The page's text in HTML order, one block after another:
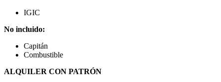
IGIC
No incluido:
Capitán
Combustible
ALQUILER CON PATRÓN